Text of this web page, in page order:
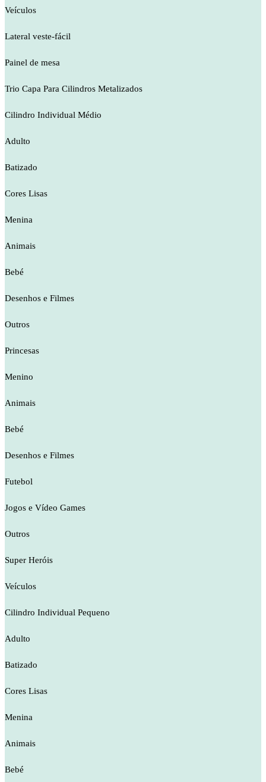
Veículos
Lateral veste-fácil
Painel de mesa
Trio Capa Para Cilindros Metalizados
Cilindro Individual Médio
Adulto
Batizado
Cores Lisas
Menina
Animais
Bebé
Desenhos e Filmes
Outros
Princesas
Menino
Animais
Bebé
Desenhos e Filmes
Futebol
Jogos e Vídeo Games
Outros
Super Heróis
Veículos
Cilindro Individual Pequeno
Adulto
Batizado
Cores Lisas
Menina
Animais
Bebé